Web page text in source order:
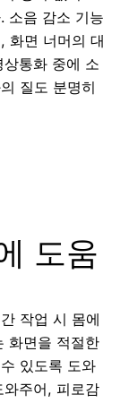
소음 감소 기능
화면 너머의 대
통화 중에 소
질도 분명히
도움
작업 시 몸에
화면을 적절한
있도록 도와
주어, 피로감